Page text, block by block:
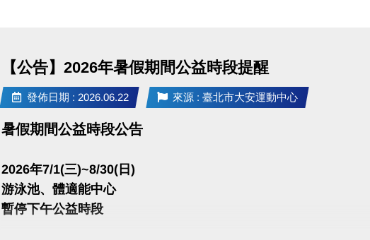
• ［器械皮拉提斯系列］為單月一期，無上述優惠。
▌ 加碼抽
將從6/1~6/7期間，報名之學員(須成功開班，且無退費)
抽出100名！贈送８月單月課程一門
※中獎名單預計7/20當週公告於大安官網、粉絲專頁，亦可至場務櫃台查看，將不另外通知。
【公告】2026年暑假期間公益時段提醒
發佈日期 : 2026.06.22 來源 : 臺北市大安運動中心
暑假期間公益時段公告
2026年7/1(三)~8/30(日)
游泳池、體適能中心
暫停下午公益時段